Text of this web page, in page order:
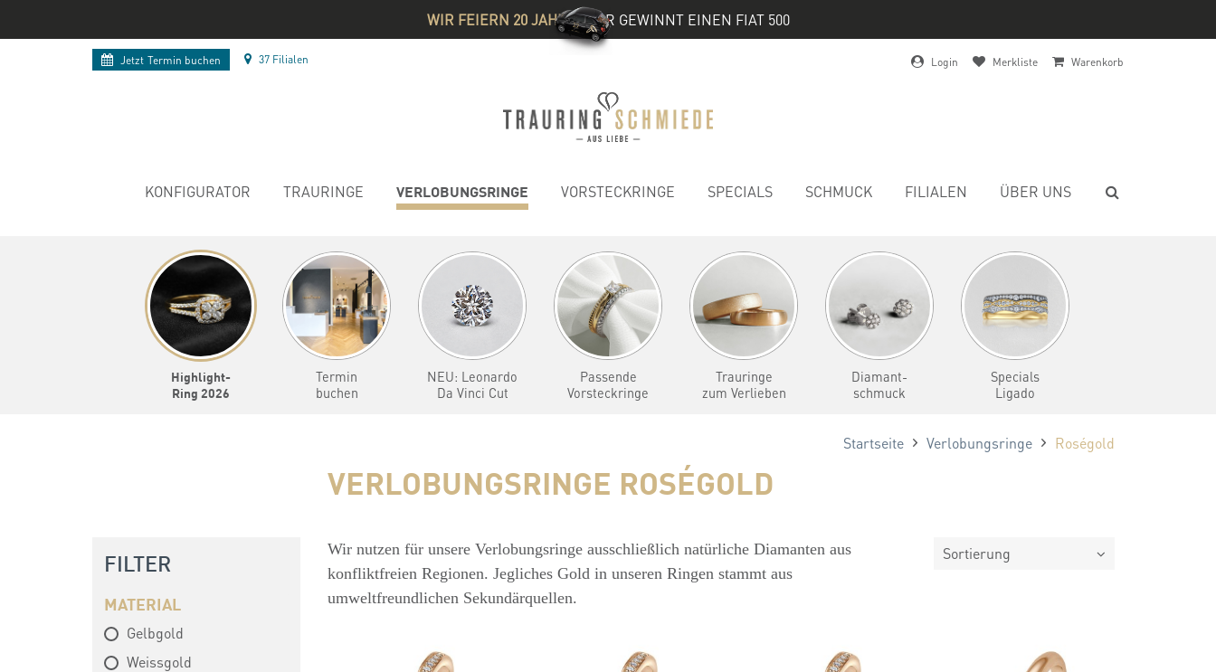
WIR FEIERN 20 JAHRE& IHR GEWINNT EINEN FIAT 500
Jetzt Termin buchen 37 Filialen Login Merkliste Warenkorb
KONFIGURATOR TRAURINGE VERLOBUNGSRINGE VORSTECKRINGE SPECIALS SCHMUCK FILIALEN ÜBER UNS
Highlight-
Ring 2026
Termin
buchen
NEU: Leonardo
Da Vinci Cut
Passende
Vorsteckringe
Trauringe
zum Verlieben
Diamant-
schmuck
Specials
Ligado
Startseite Verlobungsringe Roségold
VERLOBUNGSRINGE ROSÉGOLD
FILTER
MATERIAL
Gelbgold
Weissgold
Wir nutzen für unsere Verlobungsringe ausschließlich natürliche Diamanten aus
konfliktfreien Regionen. Jegliches Gold in unseren Ringen stammt aus
umweltfreundlichen Sekundärquellen.
Sortierung